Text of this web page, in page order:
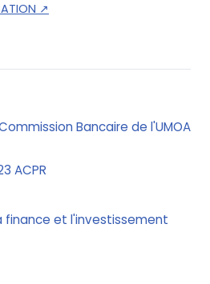
↗
Bancaire de l'UMOA
ACPR
finance et l'investissement